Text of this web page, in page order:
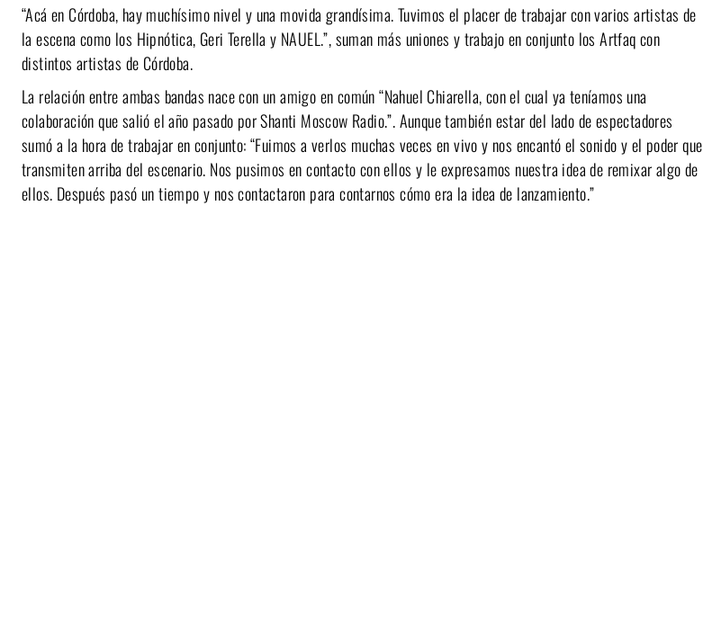
“Acá en Córdoba, hay muchísimo nivel y una movida grandísima. Tuvimos el placer de trabajar con varios artistas de
la escena como los Hipnótica, Geri Terella y NAUEL.”, suman más uniones y trabajo en conjunto los Artfaq con
distintos artistas de Córdoba.
La relación entre ambas bandas nace con un amigo en común “Nahuel Chiarella, con el cual ya teníamos una
colaboración que salió el año pasado por Shanti Moscow Radio.”. Aunque también estar del lado de espectadores
sumó a la hora de trabajar en conjunto: “Fuimos a verlos muchas veces en vivo y nos encantó el sonido y el poder que
transmiten arriba del escenario. Nos pusimos en contacto con ellos y le expresamos nuestra idea de remixar algo de
ellos. Después pasó un tiempo y nos contactaron para contarnos cómo era la idea de lanzamiento.”